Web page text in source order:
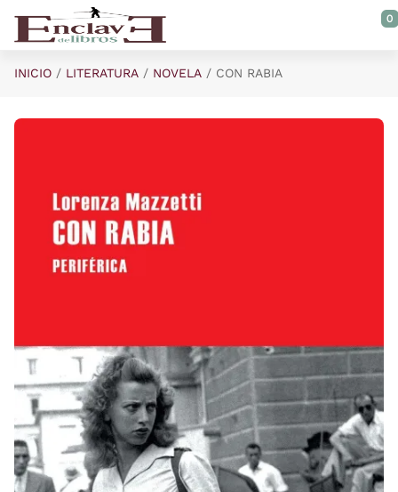
Saltar al contenido principal
0
INICIO LITERATURA NOVELA CON RABIA